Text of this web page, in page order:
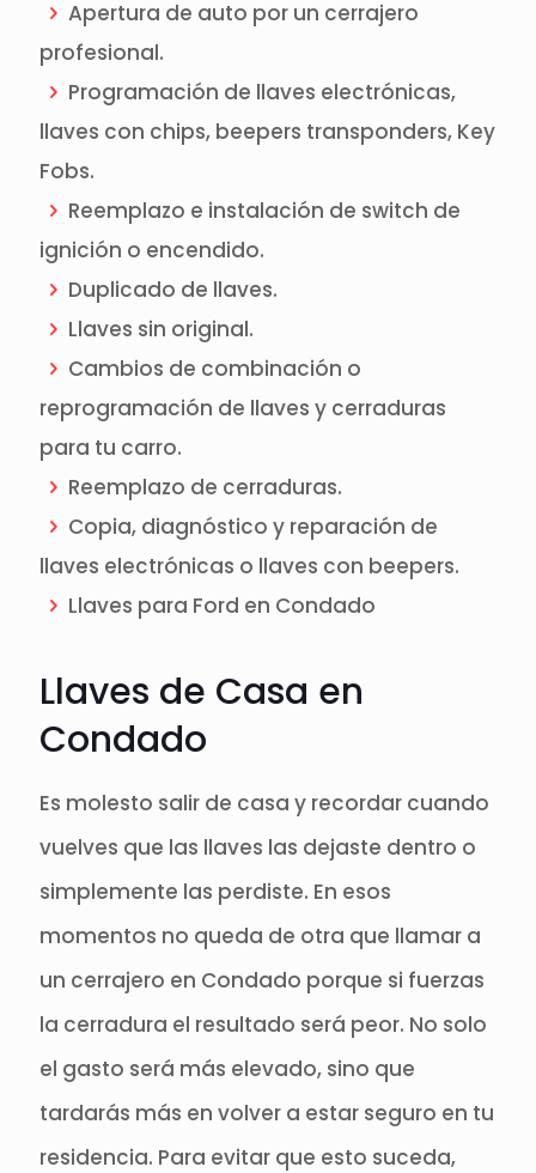
Apertura de auto por un cerrajero
profesional.
Programación de llaves electrónicas,
llaves con chips, beepers transponders, Key
Fobs.
Reemplazo e instalación de switch de
ignición o encendido.
Duplicado de llaves.
Llaves sin original.
Cambios de combinación o
reprogramación de llaves y cerraduras
para tu carro.
Reemplazo de cerraduras.
Copia, diagnóstico y reparación de
llaves electrónicas o llaves con beepers.
Llaves para Ford en Condado
Llaves de Casa en
Condado
Es molesto salir de casa y recordar cuando
vuelves que las llaves las dejaste dentro o
simplemente las perdiste. En esos
momentos no queda de otra que llamar a
un cerrajero en Condado porque si fuerzas
la cerradura el resultado será peor. No solo
el gasto será más elevado, sino que
tardarás más en volver a estar seguro en tu
residencia. Para evitar que esto suceda,